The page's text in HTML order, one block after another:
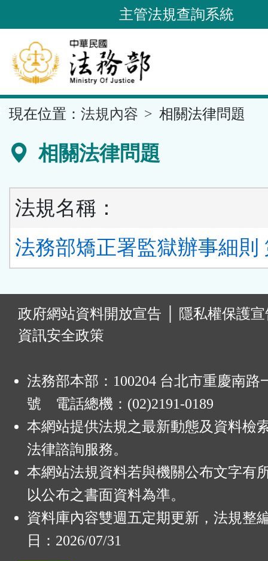
到
要
內
容
區
主管法規查詢系統
現在位置： 法規內容 相關法律問題
相關法律問題
法規名稱：
法務部矯正署監獄辦事細則
政府網站資料開放宣告
隱私權保護
資訊安全政策
法務部本部：100204 台北市重慶南路
號 電話總機：(02)2191-0189
本網站提供法規之最新動態及資料檢
法律諮詢服務。
本網站法規資料若與機關公布文字有
以公布之書面資料為準。
資料庫內容雙週五定期更新，法規整
日：2026/07/31